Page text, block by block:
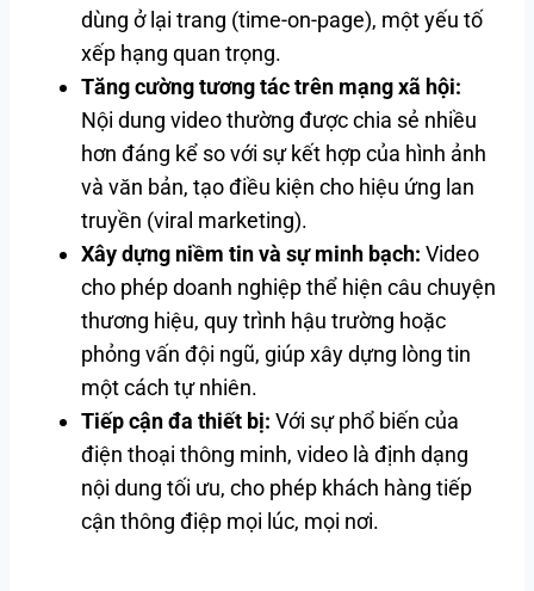
dùng ở lại trang (time-on-page), một yếu tố
xếp hạng quan trọng.
Tăng cường tương tác trên mạng xã hội:
Nội dung video thường được chia sẻ nhiều
hơn đáng kể so với sự kết hợp của hình ảnh
và văn bản, tạo điều kiện cho hiệu ứng lan
truyền (viral marketing).
Xây dựng niềm tin và sự minh bạch: Video
cho phép doanh nghiệp thể hiện câu chuyện
thương hiệu, quy trình hậu trường hoặc
phỏng vấn đội ngũ, giúp xây dựng lòng tin
một cách tự nhiên.
Tiếp cận đa thiết bị: Với sự phổ biến của
điện thoại thông minh, video là định dạng
nội dung tối ưu, cho phép khách hàng tiếp
cận thông điệp mọi lúc, mọi nơi.